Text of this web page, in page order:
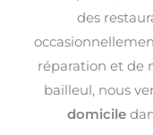
des
réparation et de
bailleul, nous
domicile